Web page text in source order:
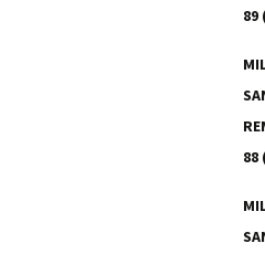
89
88